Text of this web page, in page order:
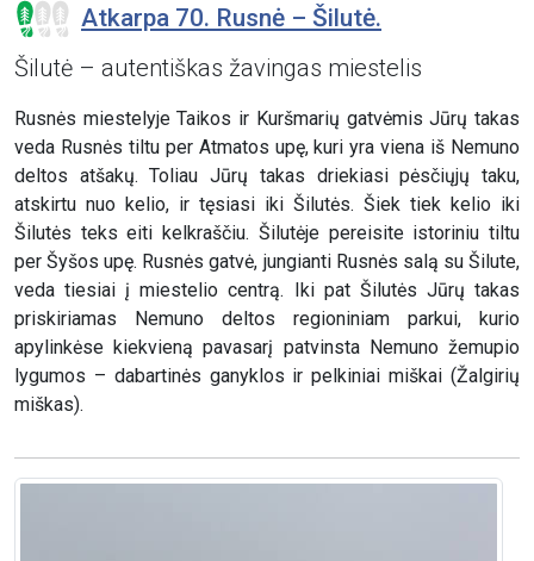
Atkarpa 70. Rusnė – Šilutė.
Šilutė – autentiškas žavingas miestelis
Rusnės miestelyje Taikos ir Kuršmarių gatvėmis Jūrų takas
veda Rusnės tiltu per Atmatos upę, kuri yra viena iš Nemuno
deltos atšakų. Toliau Jūrų takas driekiasi pėsčiųjų taku,
atskirtu nuo kelio, ir tęsiasi iki Šilutės. Šiek tiek kelio iki
Šilutės teks eiti kelkraščiu. Šilutėje pereisite istoriniu tiltu
per Šyšos upę. Rusnės gatvė, jungianti Rusnės salą su Šilute,
veda tiesiai į miestelio centrą. Iki pat Šilutės Jūrų takas
priskiriamas Nemuno deltos regioniniam parkui, kurio
apylinkėse kiekvieną pavasarį patvinsta Nemuno žemupio
lygumos – dabartinės ganyklos ir pelkiniai miškai (Žalgirių
miškas).